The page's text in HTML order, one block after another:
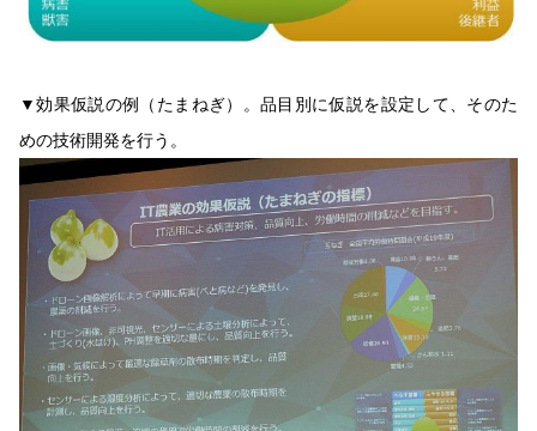
▼効果仮説の例（たまねぎ）。品目別に仮説を設定して、そのた
めの技術開発を行う。